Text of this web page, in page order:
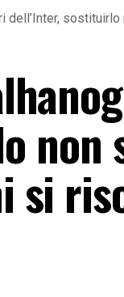
dell’Inter,
non
si